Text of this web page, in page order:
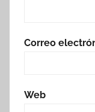
Correo
Web